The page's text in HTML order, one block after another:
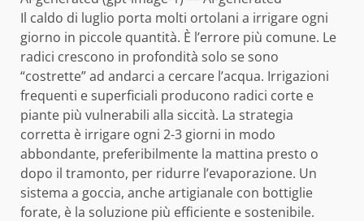
Il caldo di luglio porta molti ortolani a irrigare ogni
giorno in piccole quantità. È l’errore più comune. Le
radici crescono in profondità solo se sono
“costrette” ad andarci a cercare l’acqua. Irrigazioni
frequenti e superficiali producono radici corte e
piante più vulnerabili alla siccità. La strategia
corretta è irrigare ogni 2-3 giorni in modo
abbondante, preferibilmente la mattina presto o
dopo il tramonto, per ridurre l’evaporazione. Un
sistema a goccia, anche artigianale con bottiglie
forate, è la soluzione più efficiente e sostenibile.